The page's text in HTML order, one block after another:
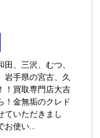
、三沢、むつ、
岩手県の宮古、久
！買取専門店大吉
！金無垢のクレド
ていただきまし
使い...